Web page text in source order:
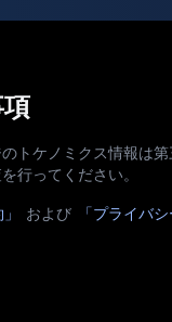
トケノミクス情報は
行ってください。
および 「プライバ